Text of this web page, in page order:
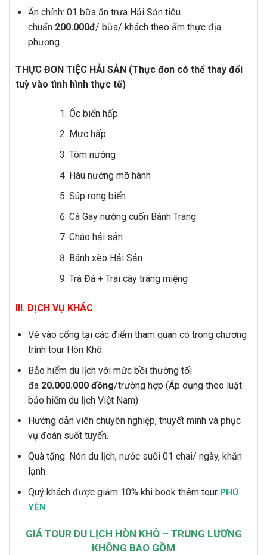
Ăn chính: 01 bữa ăn trưa Hải Sản tiêu
chuẩn 200.000đ/ bữa/ khách theo ẩm thực địa
phương.
THỰC ĐƠN TIỆC HẢI SẢN (Thực đơn có thể thay đổi
tuỳ vào tình hình thực tế)
Ốc biển hấp
Mực hấp
Tôm nướng
Hàu nướng mỡ hành
Súp rong biển
Cá Gáy nướng cuốn Bánh Tráng
Cháo hải sản
Bánh xèo Hải Sản
Trà Đá + Trái cây tráng miệng
III. DỊCH VỤ KHÁC
Vé vào cổng tại các điểm tham quan có trong chương
trình tour Hòn Khô.
Bảo hiểm du lịch với mức bồi thường tối
đa 20.000.000 đồng/trường hợp (Áp dụng theo luật
bảo hiểm du lịch Việt Nam)
Hướng dẫn viên chuyên nghiệp, thuyết minh và phục
vụ đoàn suốt tuyến.
Quà tặng: Nón du lịch, nước suối 01 chai/ ngày, khăn
lạnh.
Quý khách được giảm 10% khi book thêm tourPHÚ
YÊN
GIÁ TOUR DU LỊCH HÒN KHÔ – TRUNG LƯƠNG
KHÔNG BAO GỒM